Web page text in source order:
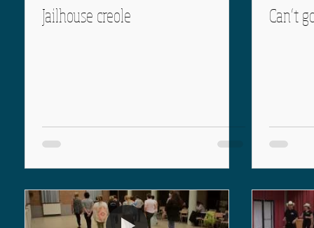
Jailhouse creole Can’t